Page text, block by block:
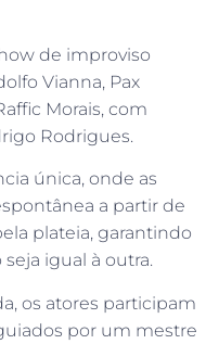
de improviso
Vianna, Pax
Morais, com
Rodrigues.
única, onde as
a partir de
plateia, garantindo
igual à outra.
os atores participam
por um mestre